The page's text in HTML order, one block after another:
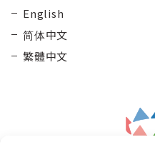
English
简体中文
繁體中文